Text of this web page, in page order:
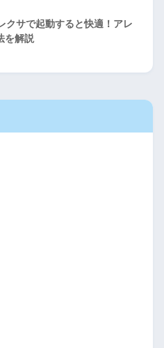
クサで起動すると快適！アレ
を解説